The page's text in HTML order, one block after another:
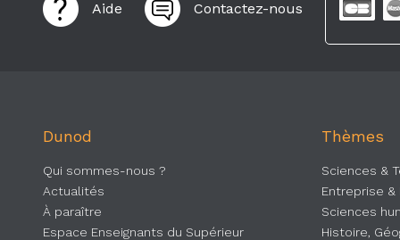
Aide Contactez-nous
Dunod
Qui sommes-nous ?
Actualités
À paraître
Espace Enseignants du Supérieur
Thèmes
Sciences &
Entreprise &
Sciences
Histoire,